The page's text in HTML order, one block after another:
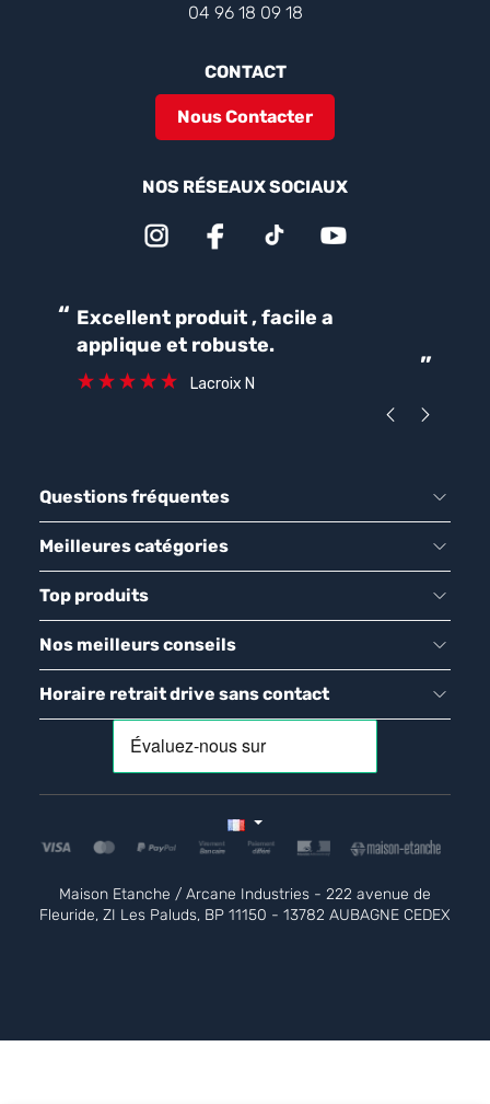
04 96 18 09 18
CONTACT
Nous Contacter
NOS RÉSEAUX SOCIAUX
“
”
Excellent produit , facile a
applique et robuste.
Lacroix N
Questions fréquentes
Meilleures catégories
Top produits
Nos meilleurs conseils
Horaire retrait drive sans contact
Maison Etanche / Arcane Industries - 222 avenue de
Fleuride, ZI Les Paluds, BP 11150 - 13782 AUBAGNE CEDEX